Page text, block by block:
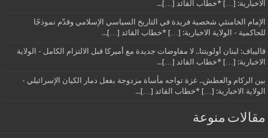
الاخبارية: […] *خطاب القائد […]...
الإمام الخامنئي شخصية فريدة في التاريخ السياسي الإسلامي وقدّم نموذجًا
للحاكمية - الولاية الاخبارية: […] *خطاب القائد […]...
قاليباف: لبنان أولويتنا.. لا مفاوضات جديدة مع أميركا قبل الالتزام الكامل - الولاية
الاخبارية: […] *خطاب القائد […]...
بين الركام والعطش.. غزة تواجه مأساة مزدوجة بفعل دمار الكيان الإسرائيلي -
الولاية الاخبارية: […] *خطاب القائد […]...
مقالات منوعة